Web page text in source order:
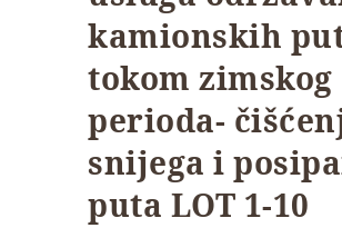
kamionskih
tokom zimskog
perioda-
snijega i
puta LOT 1-10